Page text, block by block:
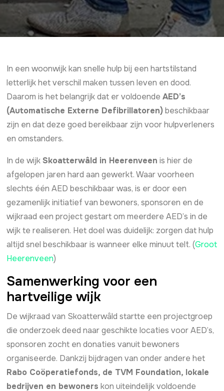
In een woonwijk kan snelle hulp bij een hartstilstand
letterlijk het verschil maken tussen leven en dood.
Daarom is het belangrijk dat er voldoendeAED’s
(Automatische Externe Defibrillatoren)beschikbaar
zijn en dat deze goed bereikbaar zijn voor hulpverleners
en omstanders.
In de wijkSkoatterwâld in Heerenveen is hier de
afgelopen jaren hard aan gewerkt. Waar voorheen
slechts één AED beschikbaar was, is er door een
gezamenlijk initiatief van bewoners, sponsoren en de
wijkraad een project gestart om meerdere AED’s in de
wijk te realiseren. Het doel was duidelijk: zorgen dat hulp
altijd snel beschikbaar is wanneer elke minuut telt. (Groot
Heerenveen)
Samenwerking voor een
hartveilige wijk
De wijkraad van Skoatterwâld startte een projectgroep
die onderzoek deed naar geschikte locaties voor AED’s,
sponsoren zocht en donaties vanuit bewoners
organiseerde. Dankzij bijdragen van onder andere het
Rabo Coöperatiefonds, de TVM Foundation, lokale
bedrijven en bewoners kon uiteindelijk voldoende